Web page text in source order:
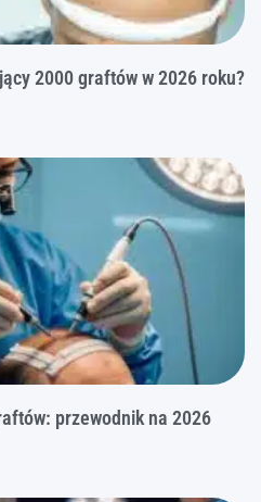
2000 graftów w 2026 roku?
przewodnik na 2026